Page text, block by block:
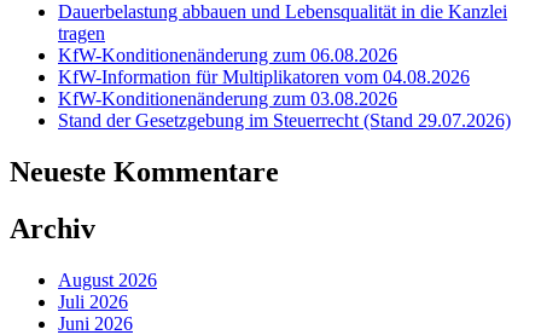
Dauerbelastung abbauen und Lebensqualität in die Kanzlei
tragen
KfW-Konditionenänderung zum 06.08.2026
KfW-Information für Multiplikatoren vom 04.08.2026
KfW-Konditionenänderung zum 03.08.2026
Stand der Gesetzgebung im Steuerrecht (Stand 29.07.2026)
Neueste Kommentare
Archiv
August 2026
Juli 2026
Juni 2026